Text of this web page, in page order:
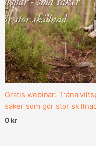
Gratis webinar: Träna
saker som gör stor
0kr